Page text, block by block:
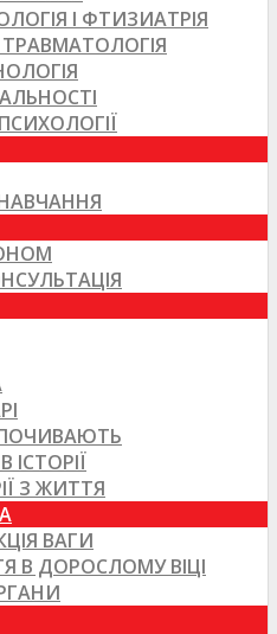
І ФТИЗИАТРІЯ
ТРАВМАТОЛОГІЯ
ІСТОРІЇ
З ЖИТТЯ
ВАГИ
В ДОРОСЛОМУ ВІЦІ